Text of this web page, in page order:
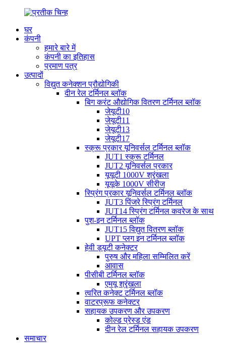
घर
कंपनी
हमारे बारे में
कंपनी का इतिहास
प्रमाण पत्र
उत्पादों
विद्युत कनेक्शन प्रौद्योगिकी
दीन रेल टर्मिनल ब्लॉक
बिग करंट औद्योगिक वितरण टर्मिनल ब्लॉक
जेयूटी10
जेयूटी11
जेयूटी13
जेयूटी17
स्क्रू प्रकार यूनिवर्सल टर्मिनल ब्लॉक
JUT1 स्क्रू टर्मिनल
JUT2 यूनिवर्सल प्रकार
यूयूटी 1000V श्रृंखला
यूयूके 1000V सीरीज
स्प्रिंग प्रकार यूनिवर्सल टर्मिनल ब्लॉक
JUT3 पिंजरे स्प्रिंग टर्मिनल
JUT14 स्प्रिंग टर्मिनल कवरेज के साथ
पुश-इन टर्मिनल ब्लॉक
JUT15 विद्युत वितरण ब्लॉक
UPT प्लग इन टर्मिनल ब्लॉक
हेवी ड्यूटी कनेक्टर
पुरुष और महिला सम्मिलित करें
आवास
पीसीबी टर्मिनल ब्लॉक
एमयू श्रृंखला
त्वरित कनेक्ट टर्मिनल ब्लॉक
वाटरप्रूफ कनेक्टर
सहायक उपकरण और उपकरण
कोल्ड प्रेस्ड एंड
दीन रेल टर्मिनल सहायक उपकरण
समाचार